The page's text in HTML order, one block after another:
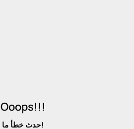
Ooops!!!
حدث خطأ ما!